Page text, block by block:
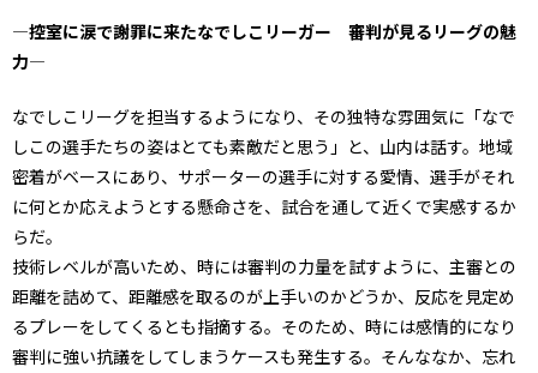
―控室に涙で謝罪に来たなでしこリーガー 審判が見るリーグの魅
力―
なでしこリーグを担当するようになり、その独特な雰囲気に「なで
しこの選手たちの姿はとても素敵だと思う」と、山内は話す。地域
密着がベースにあり、サポーターの選手に対する愛情、選手がそれ
に何とか応えようとする懸命さを、試合を通して近くで実感するか
らだ。
技術レベルが高いため、時には審判の力量を試すように、主審との
距離を詰めて、距離感を取るのが上手いのかどうか、反応を見定め
るプレーをしてくるとも指摘する。そのため、時には感情的になり
審判に強い抗議をしてしまうケースも発生する。そんななか、忘れ